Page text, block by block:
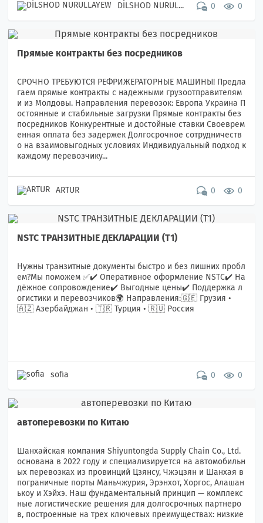
DİLSHOD NURUL... 0 0
Прямые контракты без посредников
СРОЧНО ТРЕБУЮТСЯ РЕФРИЖЕРАТОРНЫЕ МАШИНЫ! Предла
гаем прямые контракты с надежными грузоотправителям
и из Молдовы. Направления перевозок: Европа Украина П
остоянные и стабильные загрузки Прямые контракты без
посредников Конкурентные и достойные ставки Своеврем
енная оплата без задержек Долгосрочное сотрудничеств
о на взаимовыгодных условиях Индивидуальный подход к
каждому перевозчику...
ARTUR 0 0
NSTC ТРАНЗИТНЫЕ ДЕКЛАРАЦИИ (T1)
Нужны транзитные документы быстро и без лишних пробл
ем?Мы поможем ✅✔️ Оперативное оформление NSTC✔️ На
дёжное сопровождение✔️ Выгодные цены✔️ Поддержка л
огистики и перевозчиков🌍 Направления:🇬🇪 Грузия •
🇦🇿 Азербайджан • 🇹🇷 Турция • 🇷🇺 Россия
sofia 0 0
автоперевозки по Китаю
Шанхайская компания Shiyuntongda Supply Chain Co., Ltd.
основана в 2022 году и специализируется на автомобильн
ых перевозках из провинций Цзянсу, Чжэцзян и Шанхая в
пограничные порты Маньчжурия, Эрэнхот, Хоргос, Алашан
ькоу и Хэйхэ. Наш фундаментальный принцип — комплекс
ные логистические решения для долгосрочных партнеро
в, построенные на трех ключевых преимуществах: низкие